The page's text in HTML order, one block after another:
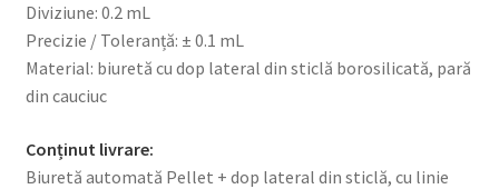
Diviziune: 0.2 mL
Precizie / Toleranță: ± 0.1 mL
Material: biuretă cu dop lateral din sticlă borosilicată, pară
din cauciuc
Conținut livrare:
Biuretă automată Pellet + dop lateral din sticlă, cu linie